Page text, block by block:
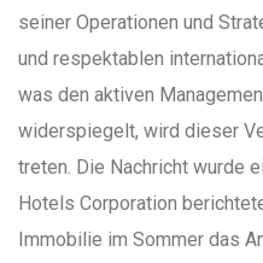
seiner Operationen und
und respektablen
was den aktiven
widerspiegelt, wird dieser
treten. Die Nachricht wurde
Hotels Corporation
Immobilie im Sommer das